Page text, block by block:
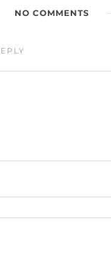
NO COMMENTS